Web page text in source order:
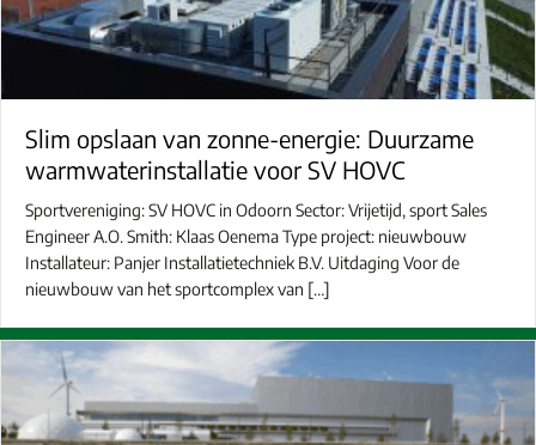
Slim opslaan van zonne-energie: Duurzame
warmwaterinstallatie voor SV HOVC
Sportvereniging: SV HOVC in Odoorn Sector: Vrijetijd, sport Sales
Engineer A.O. Smith: Klaas Oenema Type project: nieuwbouw
Installateur: Panjer Installatietechniek B.V. Uitdaging Voor de
nieuwbouw van het sportcomplex van […]